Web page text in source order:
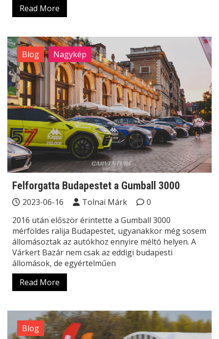
Read More
Blog Nagykép
Felforgatta Budapestet a Gumball 3000
2023-06-16 Tolnai Márk
0
2016 után először érintette a Gumball 3000
mérföldes ralija Budapestet, ugyanakkor még sosem
állomásoztak az autókhoz ennyire méltó helyen. A
Várkert Bazár nem csak az eddigi budapesti
állomások, de egyértelműen
Read More
Blog